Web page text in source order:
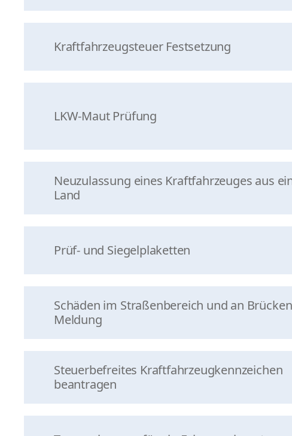
Kraftfahrzeugsteuer Festsetzung
LKW-Maut Prüfung
Neuzulassung eines Kraftfahrzeuges aus
Land
Prüf- und Siegelplaketten
Schäden im Straßenbereich und an
Meldung
Steuerbefreites Kraftfahrzeugkennzeichen
beantragen